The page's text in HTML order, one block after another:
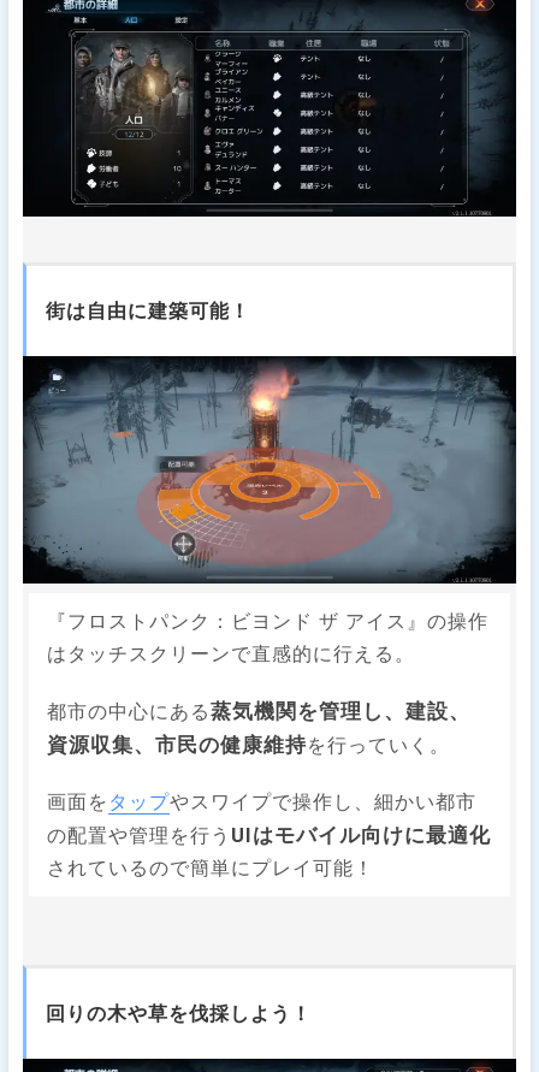
街は自由に建築可能！
『フロストパンク：ビヨンド ザ アイス』の操作
はタッチスクリーンで直感的に行える。
都市の中心にある蒸気機関を管理し、建設、
資源収集、市民の健康維持を行っていく。
画面を タップやスワイプで操作し、細かい都市
の配置や管理を行う UIはモバイル向けに最適化
されているので簡単にプレイ可能！
回りの木や草を伐採しよう！